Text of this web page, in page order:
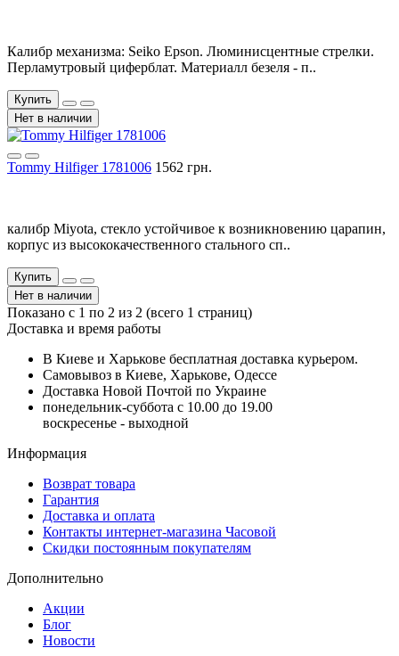
Калибр механизма: Seiko Epson. Люминисцентные стрелки.
Перламутровый циферблат. Материалл безеля - п..
Купить
Нет в наличии
Tommy Hilfiger 1781006 1562 грн.
калибр Miyota, стекло устойчивое к возникновению царапин,
корпус из высококачественного стального сп..
Купить
Нет в наличии
Показано с 1 по 2 из 2 (всего 1 страниц)
Доставка и время работы
В Киеве и Харькове бесплатная доставка курьером.
Самовывоз в Киеве, Харькове, Одессе
Доставка Новой Почтой по Украине
понедельник-суббота с 10.00 до 19.00
воскресенье - выходной
Информация
Возврат товара
Гарантия
Доставка и оплата
Контакты интернет-магазина Часовой
Скидки постоянным покупателям
Дополнительно
Акции
Блог
Новости